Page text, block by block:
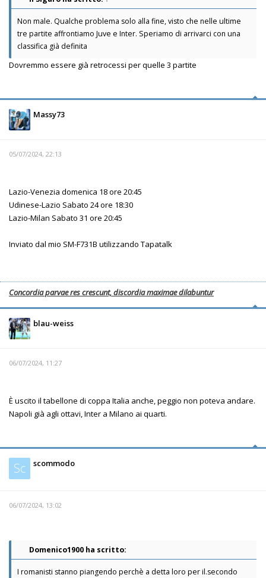
Non male. Qualche problema solo alla fine, visto che nelle ultime
tre partite affrontiamo Juve e Inter. Speriamo di arrivarci con una
classifica già definita
Dovremmo essere già retrocessi per quelle 3 partite
Massy73
05/07/2024, 22:13
Lazio-Venezia domenica 18 ore 20:45
Udinese-Lazio Sabato 24 ore 18:30
Lazio-Milan Sabato 31 ore 20:45
Inviato dal mio SM-F731B utilizzando Tapatalk
Concordia parvae res crescunt, discordia maximae dilabuntur
blau-weiss
06/07/2024, 11:27
È uscito il tabellone di coppa Italia anche, peggio non poteva andare.
Napoli già agli ottavi, Inter a Milano ai quarti.
Sc scommodo
06/07/2024, 13:02
Domenico1900 ha scritto:
I romanisti stanno piangendo perchè a detta loro per il.secondo